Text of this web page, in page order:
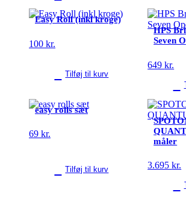
Easy Roll (inkl kroge)
100 kr.
Tilføj til kurv
HPS
Seven
649kr.
easy rolls sæt
69 kr.
Tilføj til kurv
måler
3.695kr.